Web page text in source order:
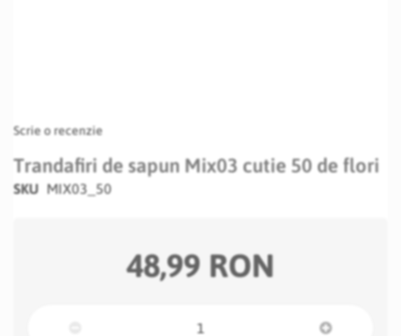
Scrie o recenzie
Trandafiri de sapun Mix03 cutie 50 de flori
SKU MIX03_50
48,99 RON